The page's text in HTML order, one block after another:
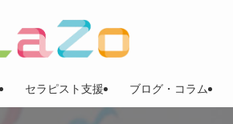
セラピスト支援 ブログ・コラム